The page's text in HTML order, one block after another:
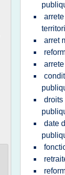
arret
droits
date